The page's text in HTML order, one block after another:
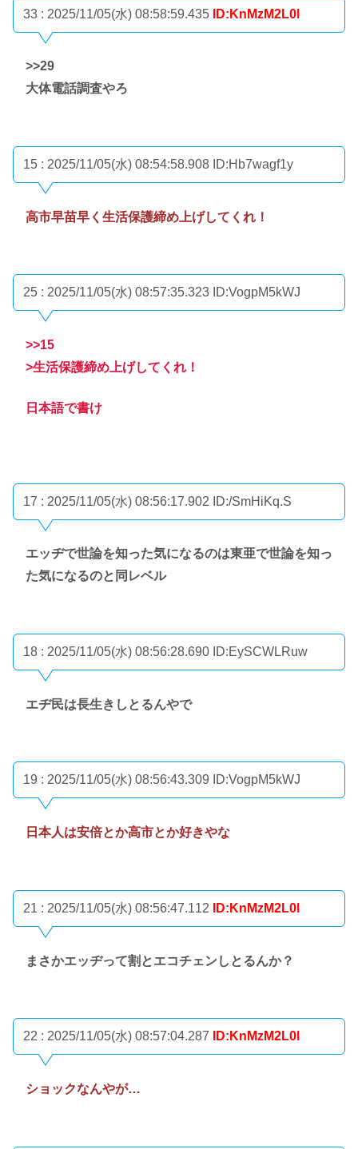
33 : 2025/11/05(水) 08:58:59.435 ID:KnMzM2L0l
>>29
大体電話調査やろ
15 : 2025/11/05(水) 08:54:58.908 ID:Hb7wagf1y
高市早苗早く生活保護締め上げしてくれ！
25 : 2025/11/05(水) 08:57:35.323 ID:VogpM5kWJ
>>15
>生活保護締め上げしてくれ！
日本語で書け
17 : 2025/11/05(水) 08:56:17.902 ID:/SmHiKq.S
エッヂで世論を知った気になるのは東亜で世論を知っ
た気になるのと同レベル
18 : 2025/11/05(水) 08:56:28.690 ID:EySCWLRuw
エヂ民は長生きしとるんやで
19 : 2025/11/05(水) 08:56:43.309 ID:VogpM5kWJ
日本人は安倍とか高市とか好きやな
21 : 2025/11/05(水) 08:56:47.112 ID:KnMzM2L0l
まさかエッヂって割とエコチェンしとるんか？
22 : 2025/11/05(水) 08:57:04.287 ID:KnMzM2L0l
ショックなんやが…